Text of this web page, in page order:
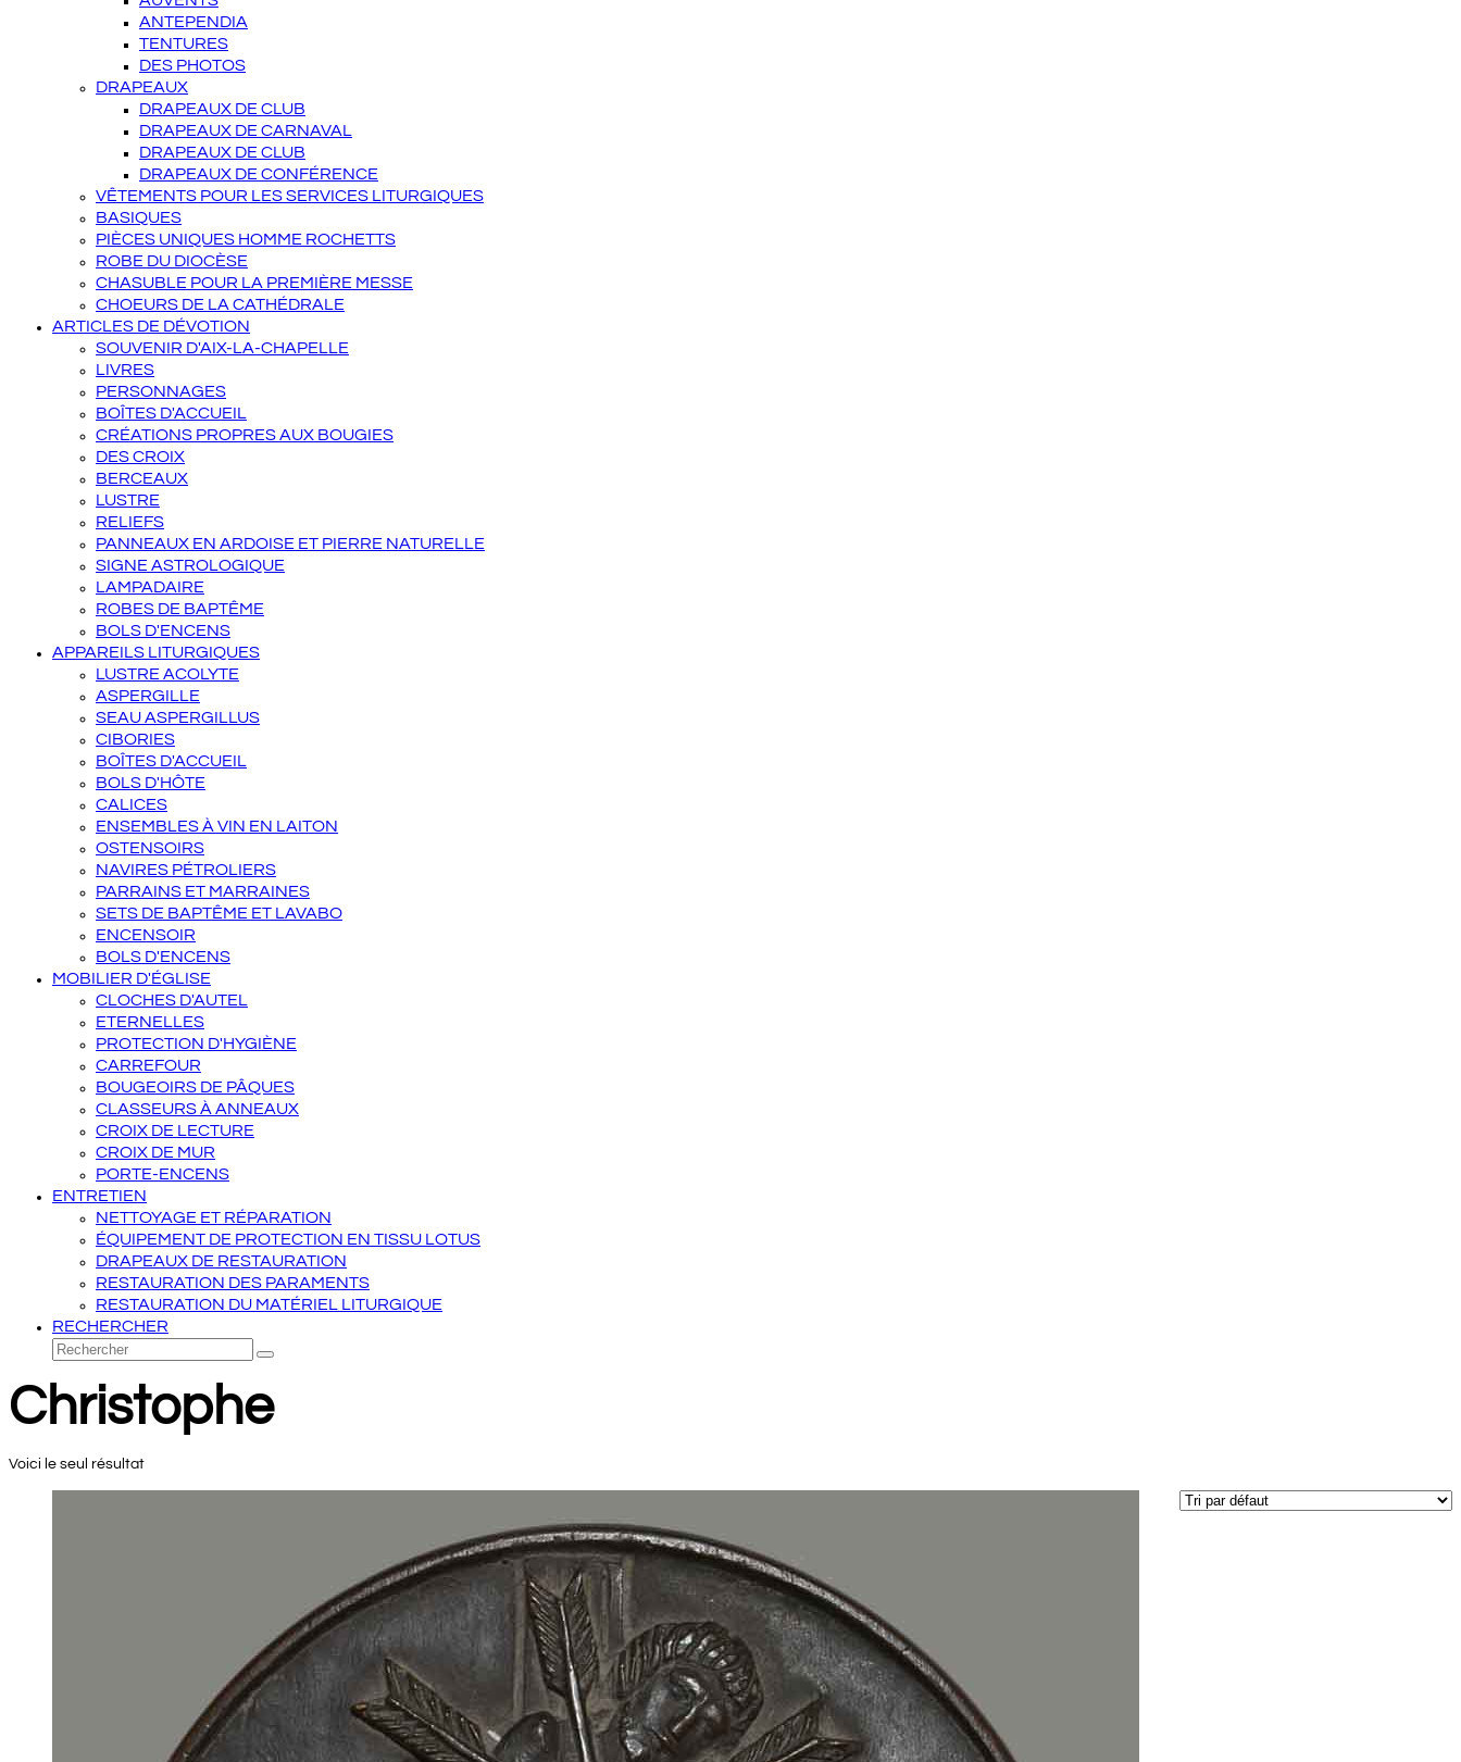
ANTEPENDIA
TENTURES
DES PHOTOS
DRAPEAUX
DRAPEAUX DE CLUB
DRAPEAUX DE CARNAVAL
DRAPEAUX DE CLUB
DRAPEAUX DE CONFÉRENCE
VÊTEMENTS POUR LES SERVICES LITURGIQUES
BASIQUES
PIÈCES UNIQUES HOMME ROCHETTS
ROBE DU DIOCÈSE
CHASUBLE POUR LA PREMIÈRE MESSE
CHOEURS DE LA CATHÉDRALE
ARTICLES DE DÉVOTION
SOUVENIR D'AIX-LA-CHAPELLE
LIVRES
PERSONNAGES
BOÎTES D'ACCUEIL
CRÉATIONS PROPRES AUX BOUGIES
DES CROIX
BERCEAUX
LUSTRE
RELIEFS
PANNEAUX EN ARDOISE ET PIERRE NATURELLE
SIGNE ASTROLOGIQUE
LAMPADAIRE
ROBES DE BAPTÊME
BOLS D'ENCENS
APPAREILS LITURGIQUES
LUSTRE ACOLYTE
ASPERGILLE
SEAU ASPERGILLUS
CIBORIES
BOÎTES D'ACCUEIL
BOLS D'HÔTE
CALICES
ENSEMBLES À VIN EN LAITON
OSTENSOIRS
NAVIRES PÉTROLIERS
PARRAINS ET MARRAINES
SETS DE BAPTÊME ET LAVABO
ENCENSOIR
BOLS D'ENCENS
MOBILIER D'ÉGLISE
CLOCHES D'AUTEL
ETERNELLES
PROTECTION D'HYGIÈNE
CARREFOUR
BOUGEOIRS DE PÂQUES
CLASSEURS À ANNEAUX
CROIX DE LECTURE
CROIX DE MUR
PORTE-ENCENS
ENTRETIEN
NETTOYAGE ET RÉPARATION
ÉQUIPEMENT DE PROTECTION EN TISSU LOTUS
DRAPEAUX DE RESTAURATION
RESTAURATION DES PARAMENTS
RESTAURATION DU MATÉRIEL LITURGIQUE
RECHERCHER
Rechercher
Envoyer
Christophe
Voici le seul résultat